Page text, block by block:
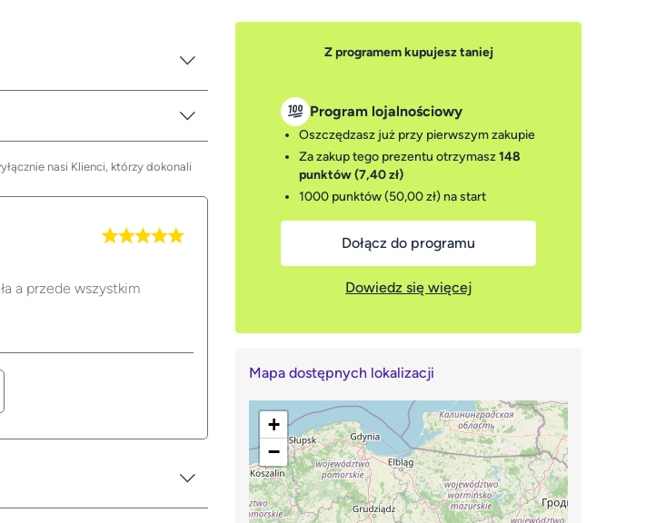
nasi Klienci, którzy dokonali
a przede wszystkim
Z programem kupujesz taniej
Program lojalnościowy
Oszczędzasz już przy pierwszym zakupie
Za zakup tego prezentu otrzymasz148
punktów (7,40 zł)
1000 punktów (50,00 zł) na start
Dołącz do programu
Dowiedz się więcej
Mapa dostępnych lokalizacji
+
−